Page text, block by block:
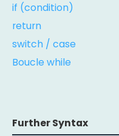
if (condition)
return
switch / case
Boucle while
Further Syntax